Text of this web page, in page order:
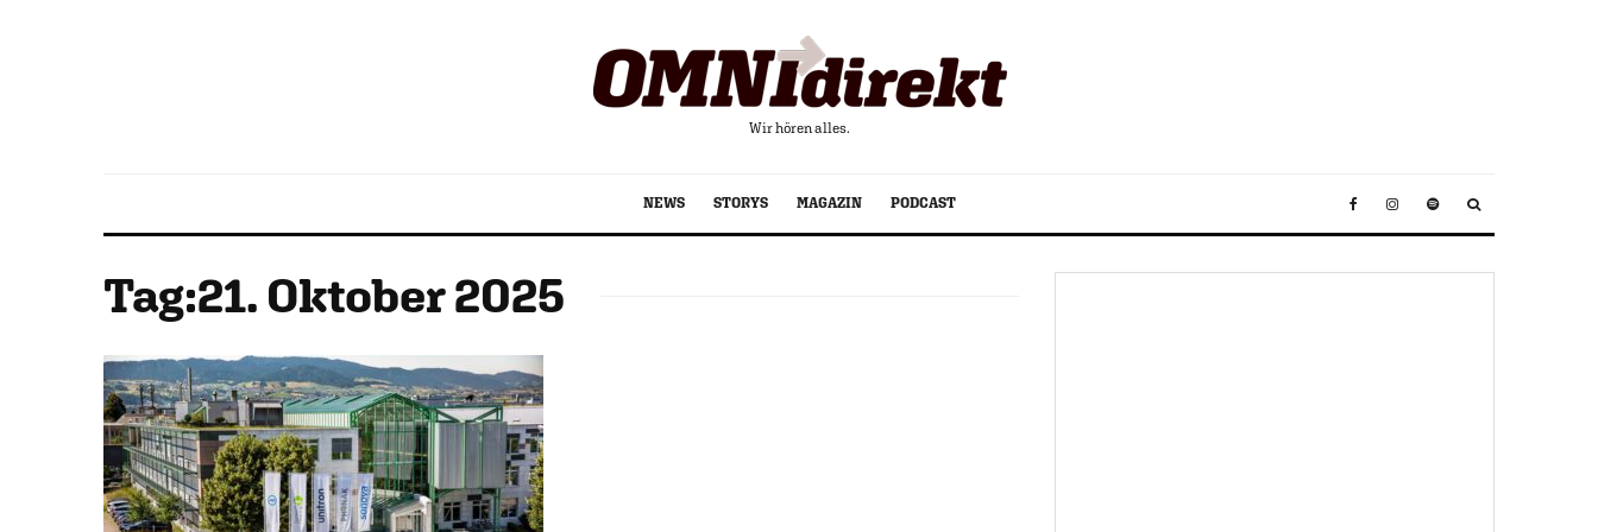
Wir hören alles.
NEWS STORYS MAGAZIN PODCAST
Tag:21. Oktober 2025